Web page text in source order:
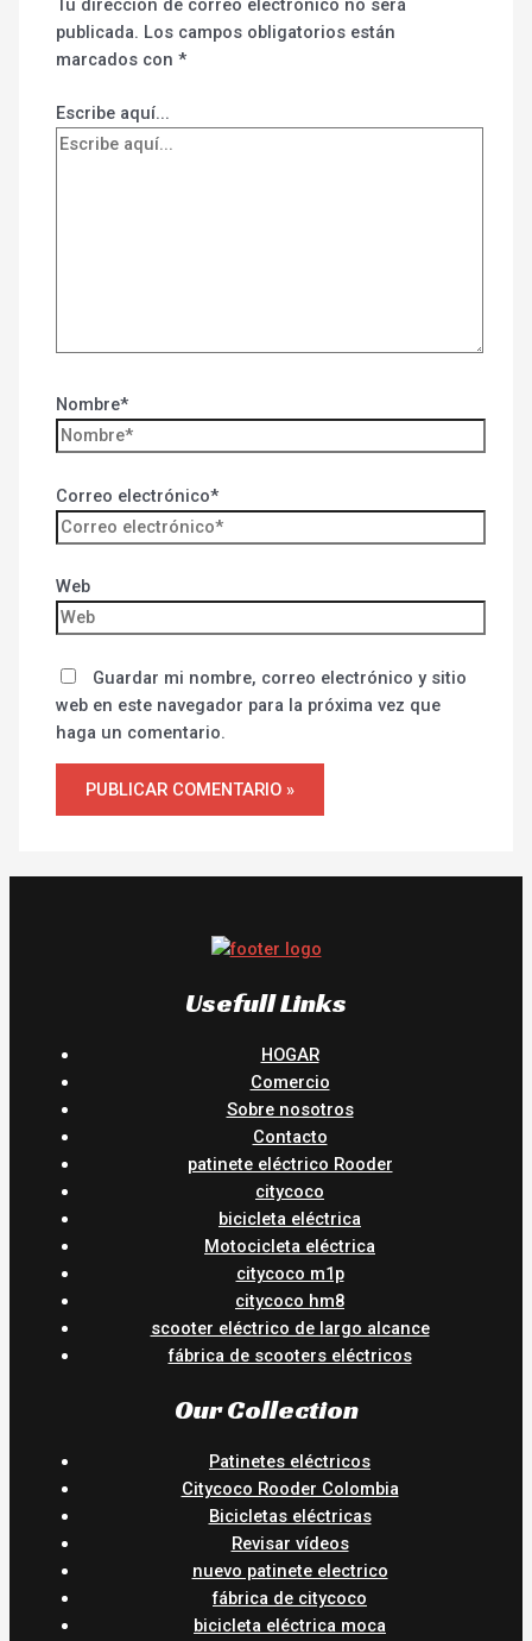
Tu dirección de correo electrónico no será
publicada. Los campos obligatorios están
marcados con*
Escribe aquí...
Nombre*
Correo electrónico*
Web
Guardar mi nombre, correo electrónico y sitio
web en este navegador para la próxima vez que
haga un comentario.
Usefull Links
HOGAR
Comercio
Sobre nosotros
Contacto
patinete eléctrico Rooder
citycoco
bicicleta eléctrica
Motocicleta eléctrica
citycoco m1p
citycoco hm8
scooter eléctrico de largo alcance
fábrica de scooters eléctricos
Our Collection
Patinetes eléctricos
Citycoco Rooder Colombia
Bicicletas eléctricas
Revisar vídeos
nuevo patinete electrico
fábrica de citycoco
bicicleta eléctrica moca